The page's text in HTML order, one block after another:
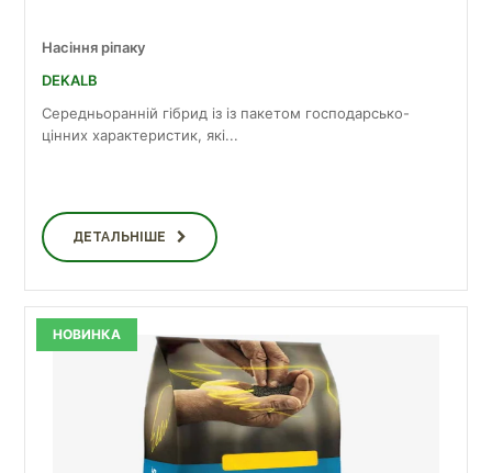
Насіння ріпаку
DEKALB
Середньоранній гібрид із із пакетом господарсько-
цінних характеристик, які...
ДЕТАЛЬНІШЕ
НОВИНКА